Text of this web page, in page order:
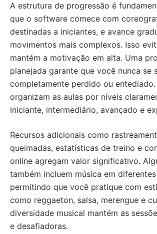
A estrutura de progressão é
que o software comece com
destinadas a iniciantes, e avance
movimentos mais complexos. Isso
mantém a motivação em alta. Uma
planejada garante que você nunca se
completamente perdido ou
organizam as aulas por níveis
iniciante, intermediário, avançado e
Recursos adicionais como
queimadas, estatísticas de treino e
online agregam valor significativo.
também incluem música em
permitindo que você pratique com
como reggaeton, salsa, merengue e
diversidade musical mantém as
e desafiadoras.